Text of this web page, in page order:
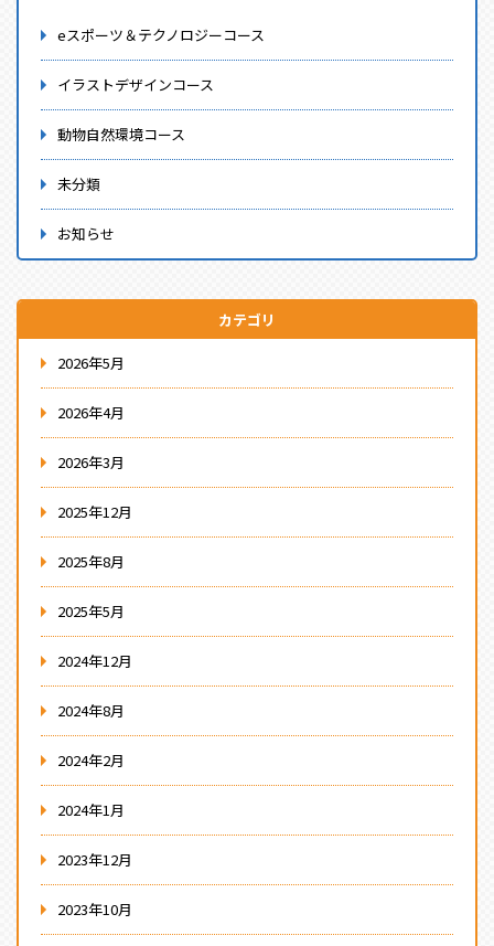
eスポーツ＆テクノロジーコース
イラストデザインコース
動物自然環境コース
未分類
お知らせ
カテゴリ
2026年5月
2026年4月
2026年3月
2025年12月
2025年8月
2025年5月
2024年12月
2024年8月
2024年2月
2024年1月
2023年12月
2023年10月